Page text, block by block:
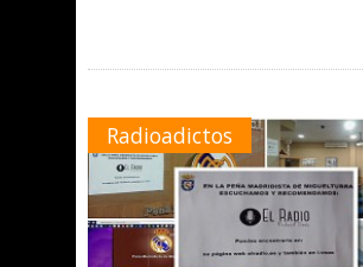
Radioadictos